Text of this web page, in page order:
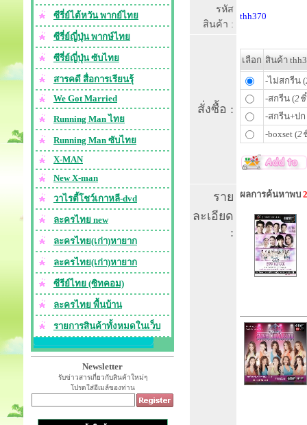
ซีรี่ย์ไต้หวัน พากย์ไทย
ซีรี่ย์ญี่ปุ่น พากษ์ไทย
ซีรี่ย์ญี่ปุ่น ซับไทย
สารคดี สื่อการเรียนรุ้
We Got Married
Running Man ไทย
Running Man ซับไทย
X-MAN
New X-man
วาไรตี้โชว์เกาหลี-dvd
ละครไทย new
ละครไทย(เก่า)หายาก
ละครไทย(เก่า)หายาก
ซีรีย์ไทย (ซิทคอม)
ละครไทย พื้นบ้าน
รายการสินค้าทั้งหมดในเว็บ
Newsletter
รับข่าวสารเกี่ยวกับสินค้าใหม่ๆ
โปรดใส่อีเมล์ของท่าน
รหัส
สินค้า :
thh370
สั่งซื้อ :
เลือก สินค้า
-ไม่สกรีน (
-สกรีน (2
-สกรีน+ปก
-boxset (2
ราย
ละเอียด
:
ผลการค้นหาพบ 2